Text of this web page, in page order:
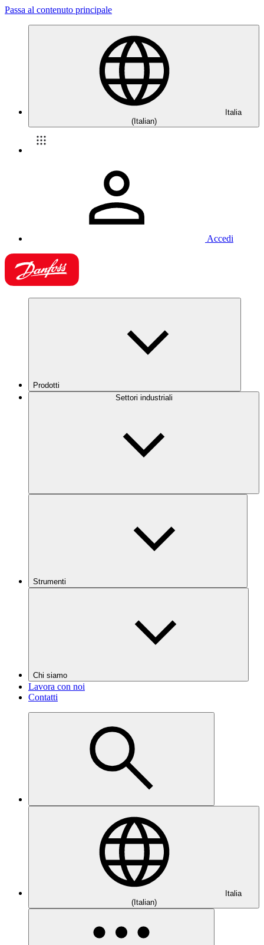
Passa al contenuto principale
Italia
(Italian)
Accedi
Prodotti
Settori industriali
Strumenti
Chi siamo
Lavora con noi
Contatti
Italia
(Italian)